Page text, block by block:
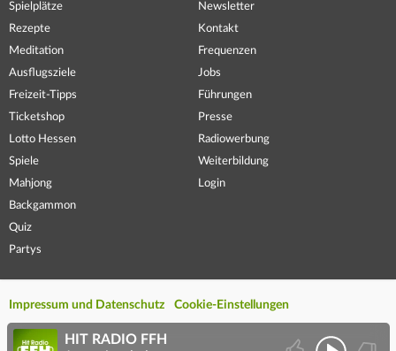
Spielplätze
Rezepte
Meditation
Ausflugsziele
Freizeit-Tipps
Ticketshop
Lotto Hessen
Spiele
Mahjong
Backgammon
Quiz
Partys
Newsletter
Kontakt
Frequenzen
Jobs
Führungen
Presse
Radiowerbung
Weiterbildung
Login
Impressum und Datenschutz Cookie-Einstellungen
HIT RADIO FFH